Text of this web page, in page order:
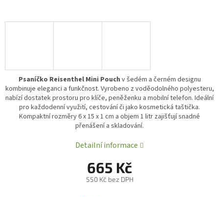
665 Kč
550 Kč bez DPH
Psaníčko Reisenthel Mini Pouch v šedém a černém designu
kombinuje eleganci a funkčnost. Vyrobeno z voděodolného polyesteru,
nabízí dostatek prostoru pro klíče, peněženku a mobilní telefon. Ideální
pro každodenní využití, cestování či jako kosmetická taštička.
Kompaktní rozměry 6 x 15 x 1 cm a objem 1 litr zajišťují snadné
přenášení a skladování.
Detailní informace